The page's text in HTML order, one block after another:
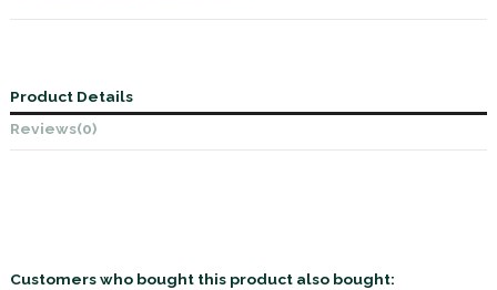
Product Details
Reviews(0)
Customers who bought this product also bought: